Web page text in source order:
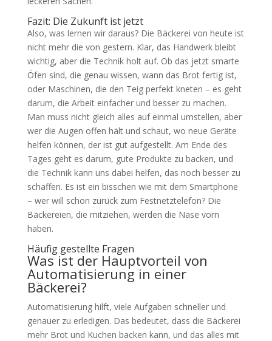
Fazit: Die Zukunft ist jetzt
Also, was lernen wir daraus? Die Bäckerei von heute ist
nicht mehr die von gestern. Klar, das Handwerk bleibt
wichtig, aber die Technik holt auf. Ob das jetzt smarte
Öfen sind, die genau wissen, wann das Brot fertig ist,
oder Maschinen, die den Teig perfekt kneten – es geht
darum, die Arbeit einfacher und besser zu machen.
Man muss nicht gleich alles auf einmal umstellen, aber
wer die Augen offen hält und schaut, wo neue Geräte
helfen können, der ist gut aufgestellt. Am Ende des
Tages geht es darum, gute Produkte zu backen, und
die Technik kann uns dabei helfen, das noch besser zu
schaffen. Es ist ein bisschen wie mit dem Smartphone
– wer will schon zurück zum Festnetztelefon? Die
Bäckereien, die mitziehen, werden die Nase vorn
haben.
Häufig gestellte Fragen
Was ist der Hauptvorteil von
Automatisierung in einer
Bäckerei?
Automatisierung hilft, viele Aufgaben schneller und
genauer zu erledigen. Das bedeutet, dass die Bäckerei
mehr Brot und Kuchen backen kann, und das alles mit